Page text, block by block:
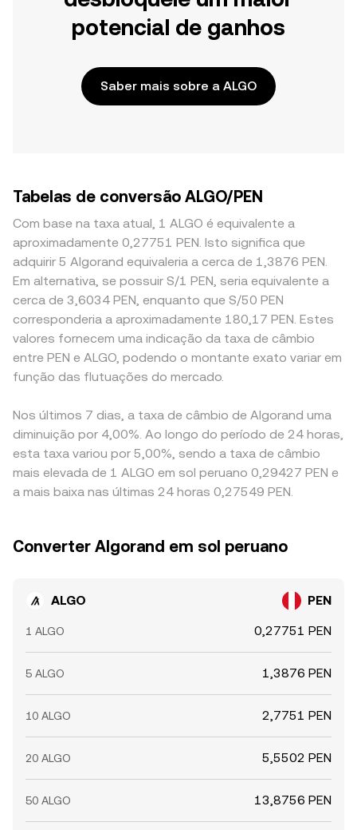
potencial de ganhos
Saber mais sobre a ALGO
Tabelas de conversão ALGO/PEN
Com base na taxa atual, 1 ALGO é equivalente a
aproximadamente 0,27751 PEN. Isto significa que
adquirir 5 Algorand equivaleria a cerca de 1,3876 PEN.
Em alternativa, se possuir S/1 PEN, seria equivalente a
cerca de 3,6034 PEN, enquanto que S/50 PEN
corresponderia a aproximadamente 180,17 PEN. Estes
valores fornecem uma indicação da taxa de câmbio
entre PEN e ALGO, podendo o montante exato variar em
função das flutuações do mercado.
Nos últimos 7 dias, a taxa de câmbio de Algorand uma
diminuição por 4,00%. Ao longo do período de 24 horas,
esta taxa variou por 5,00%, sendo a taxa de câmbio
mais elevada de 1 ALGO em sol peruano 0,29427 PEN e
a mais baixa nas últimas 24 horas 0,27549 PEN.
Converter Algorand em sol peruano
ALGO PEN
1 ALGO 0,27751 PEN
5 ALGO 1,3876 PEN
10 ALGO 2,7751 PEN
20 ALGO 5,5502 PEN
50 ALGO 13,8756 PEN